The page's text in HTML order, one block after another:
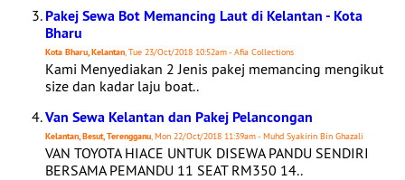
Pakej Sewa Bot Memancing Laut di Kelantan - Kota
Bharu
Kota Bharu, Kelantan, Tue 23/Oct/2018 10:52am - Afia Collections
Kami Menyediakan 2 Jenis pakej memancing mengikut
size dan kadar laju boat..
Van Sewa Kelantan dan Pakej Pelancongan
Kelantan, Besut, Terengganu, Mon 22/Oct/2018 11:39am - Muhd Syakirin Bin Ghazali
VAN TOYOTA HIACE UNTUK DISEWA PANDU SENDIRI
BERSAMA PEMANDU 11 SEAT RM350 14..